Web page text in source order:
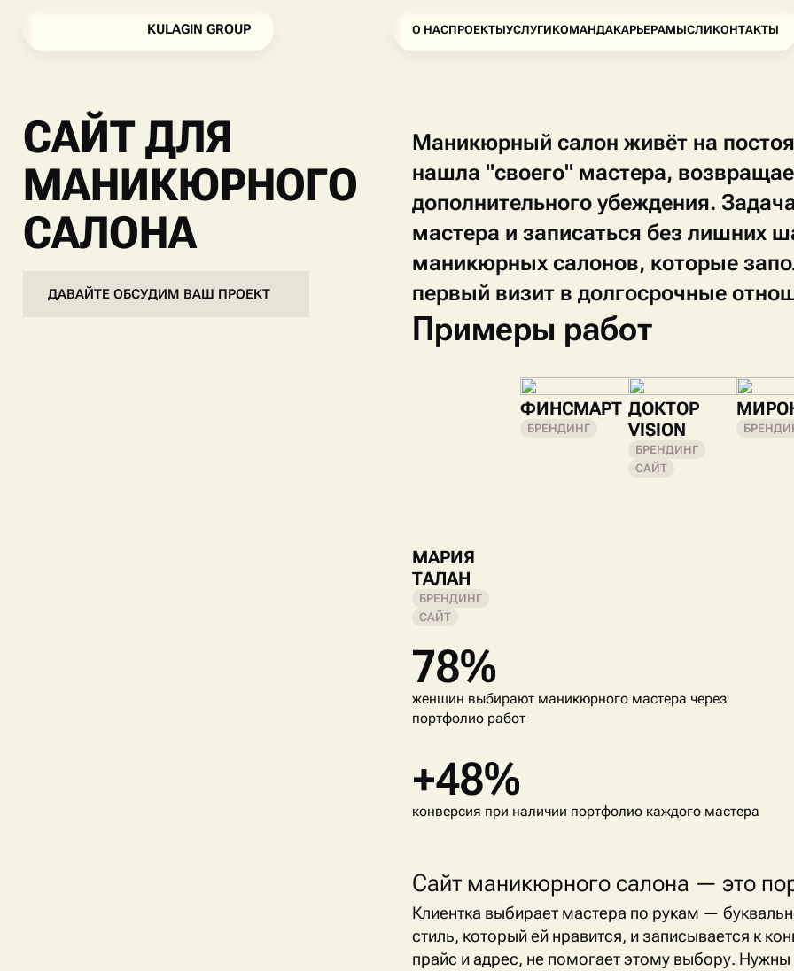
KULAGIN GROUP
О НАСПРОЕКТЫУСЛУГИКОМАНДАКАРЬЕРАМЫСЛИКОНТАКТЫ
САЙТ ДЛЯ
МАНИКЮРНОГО
САЛОНА
ДАВАЙТЕ ОБСУДИМ ВАШ ПРОЕКТ
Маникюрный салон живёт на
нашла "своего" мастера,
дополнительного убеждения.
мастера и записаться без лишних
маникюрных салонов, которые
первый визит в долгосрочные
Примеры работ
МАРИЯ
ТАЛАН
БРЕНДИНГ
САЙТ
ФИНСМАРТ
БРЕНДИНГ
ДОКТОР
VISION
БРЕНДИНГ
САЙТ
78%
женщин выбирают маникюрного мастера через
портфолио работ
+48%
конверсия при наличии портфолио каждого мастера
Сайт маникюрного салона — это
Клиентка выбирает мастера по рукам —
стиль, который ей нравится, и записывается к
прайс и адрес, не помогает этому выбору.